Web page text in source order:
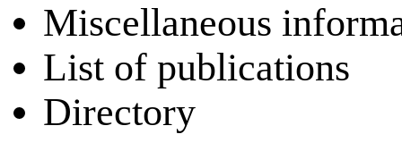
Miscellaneous
List of publications
Directory